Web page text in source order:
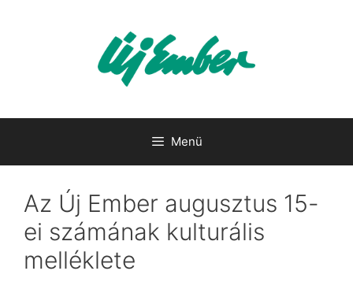
Menü
Az Új Ember augusztus 15-
ei számának kulturális
melléklete